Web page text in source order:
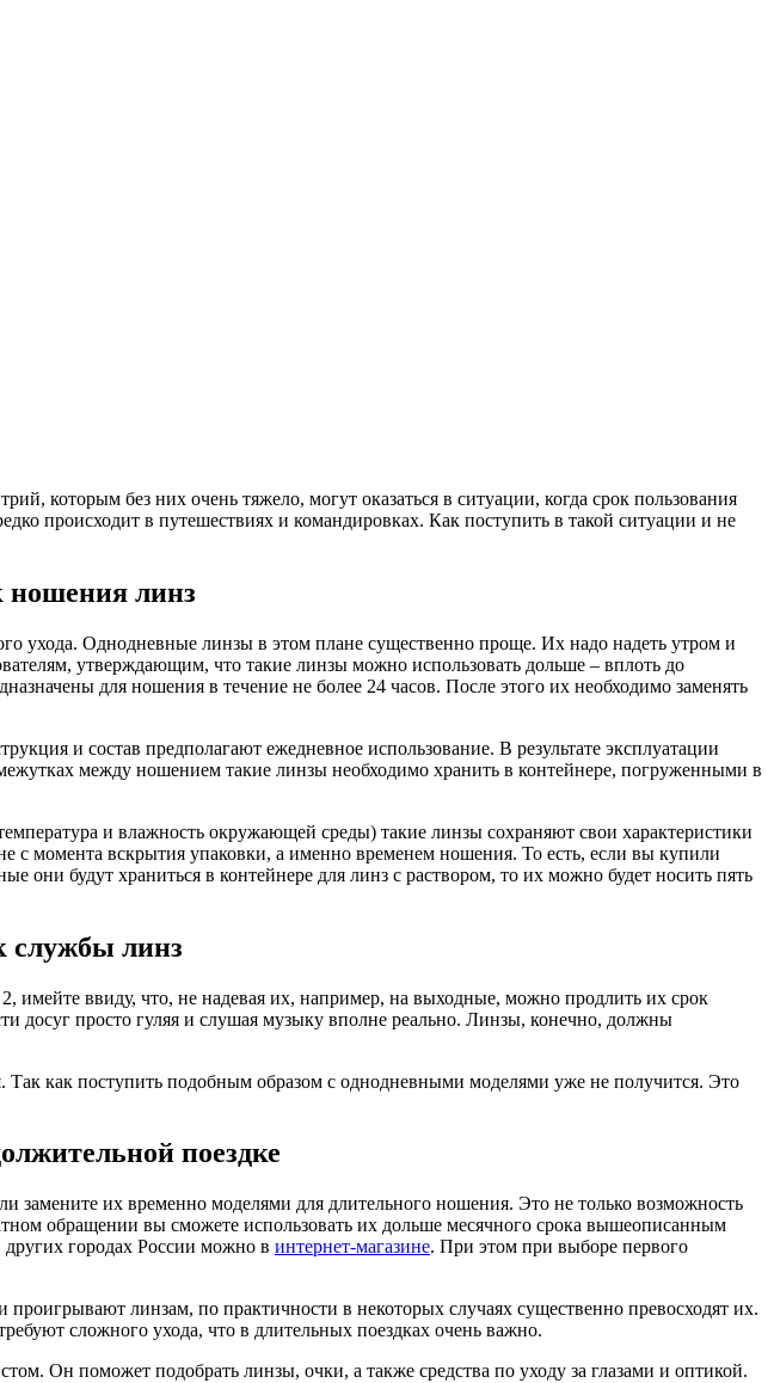
которым без них очень тяжело, могут оказаться в ситуации, когда срок пользования
происходит в путешествиях и командировках. Как поступить в такой ситуации и не
ношения линз
ухода. Однодневные линзы в этом плане существенно проще. Их надо надеть утром и
утверждающим, что такие линзы можно использовать дольше – вплоть до
для ношения в течение не более 24 часов. После этого их необходимо заменять
и состав предполагают ежедневное использование. В результате эксплуатации
между ношением такие линзы необходимо хранить в контейнере, погруженными в
и влажность окружающей среды) такие линзы сохраняют свои характеристики
с момента вскрытия упаковки, а именно временем ношения. То есть, если вы купили
они будут храниться в контейнере для линз с раствором, то их можно будет носить пять
службы линз
имейте ввиду, что, не надевая их, например, на выходные, можно продлить их срок
досуг просто гуляя и слушая музыку вполне реально. Линзы, конечно, должны
Так как поступить подобным образом с однодневными моделями уже не получится. Это
поездке
замените их временно моделями для длительного ношения. Это не только возможность
обращении вы сможете использовать их дольше месячного срока вышеописанным
других городах России можно в интернет-магазине. При этом при выборе первого
линзам, по практичности в некоторых случаях существенно превосходят их.
сложного ухода, что в длительных поездках очень важно.
Он поможет подобрать линзы, очки, а также средства по уходу за глазами и оптикой.